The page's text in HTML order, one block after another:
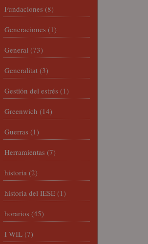
Fundaciones (8)
Generaciones (1)
General (73)
Generalitat (3)
Gestión del estrés (1)
Greenwich (14)
Guerras (1)
Herramientas (7)
historia (2)
historia del IESE (1)
horarios (45)
I WIL (7)